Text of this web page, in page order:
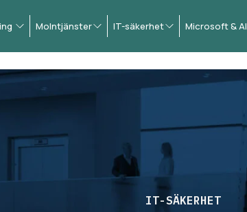
Molntjänster IT-säkerhet Microsoft & AI
IT-SÄKERHET